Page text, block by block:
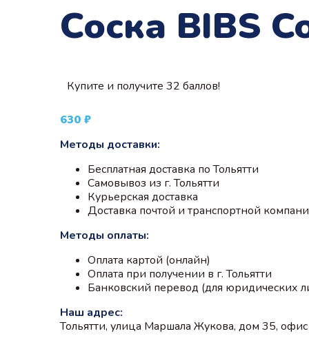
Соска BIBS
Купите и получите 32 баллов!
630 ₽
Методы доставки:
Бесплатная доставка по Тольятти
Самовывоз из г. Тольятти
Курьерская доставка
Доставка почтой и транспортной
Методы оплаты:
Оплата картой (онлайн)
Оплата при получении в г. Тольятти
Банковский перевод (для юридических
Наш адрес:
Тольятти, улица Маршала Жукова, дом 35,